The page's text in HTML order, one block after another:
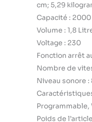
cm; 5,29
Capacité :
Volume : 1,8
Voltage : 230
Fonction arrêt
Nombre de
Niveau sonore :
Poids de